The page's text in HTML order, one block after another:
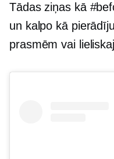
Tādas ziņas kā
un kalpo kā
prasmēm vai